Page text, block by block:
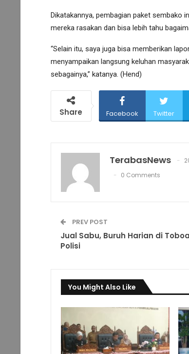
Dikatakannya, pembagian paket sembako
mereka rasakan dan bisa lebih tahu
“Selain itu, saya juga bisa memberikan
menyampaikan langsung keluhan
sebagainya,” katanya. (Hend)
Share Facebook Twitter
TerabasNews
0 Comments
PREV POST
Jual Sabu, Buruh Harian di
Polisi
You Might Also Like